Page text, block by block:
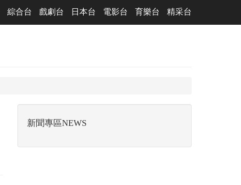
綜合台 戲劇台 日本台 電影台 育樂台 精采台
新聞專區NEWS